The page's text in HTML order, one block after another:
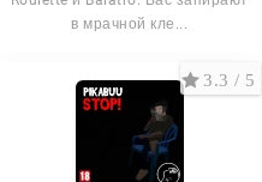
в мрачной кле...
3.3 / 5